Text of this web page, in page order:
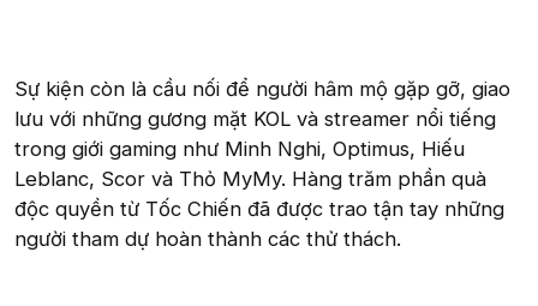
Sự kiện còn là cầu nối để người hâm mộ gặp gỡ, giao
lưu với những gương mặt KOL và streamer nổi tiếng
trong giới gaming như Minh Nghi, Optimus, Hiếu
Leblanc, Scor và Thỏ MyMy. Hàng trăm phần quà
độc quyền từ Tốc Chiến đã được trao tận tay những
người tham dự hoàn thành các thử thách.